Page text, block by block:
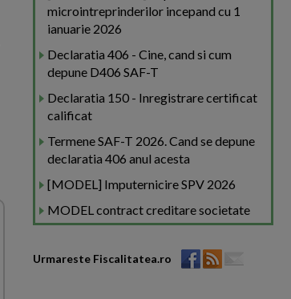
microintreprinderilor incepand cu 1
ianuarie 2026
Declaratia 406 - Cine, cand si cum
depune D406 SAF-T
Declaratia 150 - Inregistrare certificat
calificat
Termene SAF-T 2026. Cand se depune
declaratia 406 anul acesta
[MODEL] Imputernicire SPV 2026
MODEL contract creditare societate
Urmareste Fiscalitatea.ro